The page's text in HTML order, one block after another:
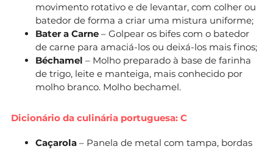
movimento rotativo e de levantar, com colher ou
batedor de forma a criar uma mistura uniforme;
Bater a Carne – Golpear os bifes com o batedor
de carne para amaciá-los ou deixá-los mais finos;
Béchamel – Molho preparado à base de farinha
de trigo, leite e manteiga, mais conhecido por
molho branco. Molho bechamel.
Dicionário da culinária portuguesa: C
Caçarola – Panela de metal com tampa, bordas